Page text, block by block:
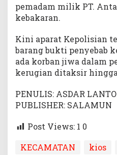
pemadam milik PT.
kebakaran.
Kini aparat Kepolisian
barang bukti penyebab
ada korban jiwa dalam
kerugian ditaksir
PENULIS: ASDAR
PUBLISHER: SALAMUN
Post Views: 1 0
KECAMATAN
kios